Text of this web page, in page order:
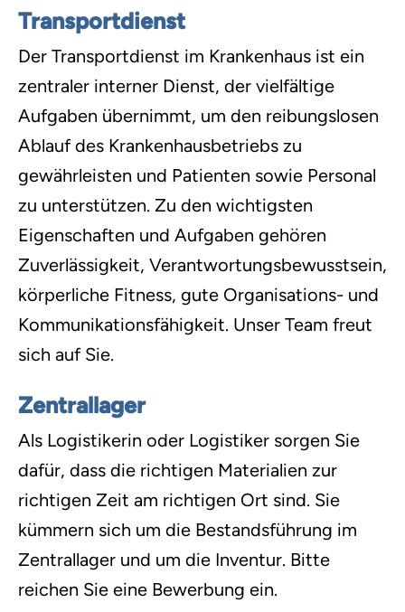
Transportdienst
Der Transportdienst im Krankenhaus ist ein
zentraler interner Dienst, der vielfältige
Aufgaben übernimmt, um den reibungslosen
Ablauf des Krankenhausbetriebs zu
gewährleisten und Patienten sowie Personal
zu unterstützen. Zu den wichtigsten
Eigenschaften und Aufgaben gehören
Zuverlässigkeit, Verantwortungsbewusstsein,
körperliche Fitness, gute Organisations- und
Kommunikationsfähigkeit. Unser Team freut
sich auf Sie.
Zentrallager
Als Logistikerin oder Logistiker sorgen Sie
dafür, dass die richtigen Materialien zur
richtigen Zeit am richtigen Ort sind. Sie
kümmern sich um die Bestandsführung im
Zentrallager und um die Inventur. Bitte
reichen Sie eine Bewerbung ein.